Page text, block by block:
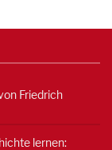
Friedrich
lernen: